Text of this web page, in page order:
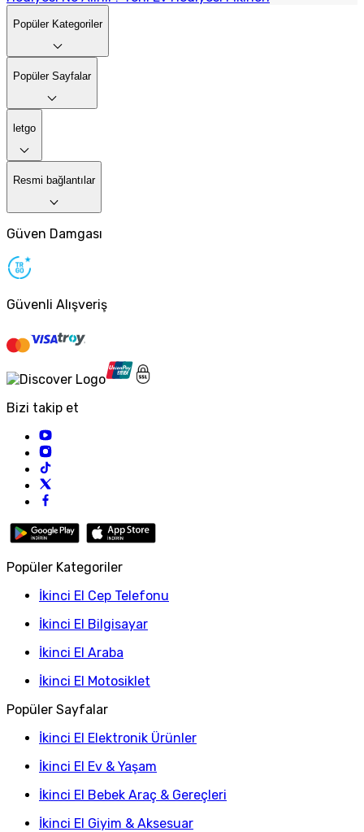
Popüler Kategoriler
Popüler Sayfalar
letgo
Resmi bağlantılar
Güven Damgası
Güvenli Alışveriş
Bizi takip et
Popüler Kategoriler
İkinci El Cep Telefonu
İkinci El Bilgisayar
İkinci El Araba
İkinci El Motosiklet
Popüler Sayfalar
İkinci El Elektronik Ürünler
İkinci El Ev & Yaşam
İkinci El Bebek Araç & Gereçleri
İkinci El Giyim & Aksesuar